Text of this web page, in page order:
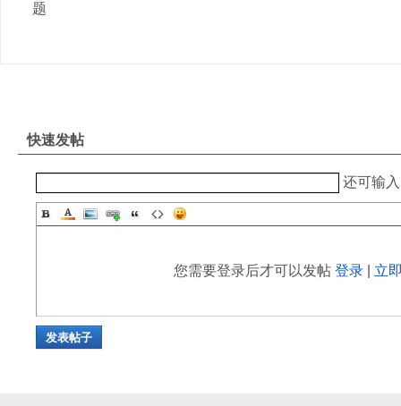
题
快速发帖
还可输
您需要登录后才可以发帖 登录| 立
发表帖子